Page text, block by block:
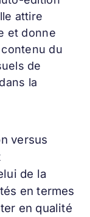
attire
et donne
du
de
la
versus
de la
en termes
en qualité